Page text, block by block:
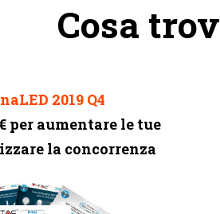
Cosa
2019 Q4
per aumentare le tue
la concorrenza